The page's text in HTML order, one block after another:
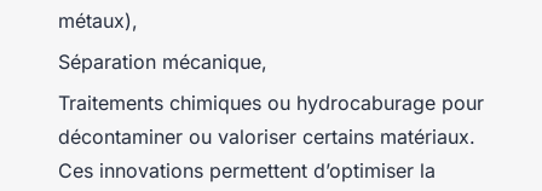
métaux),
Séparation mécanique,
Traitements chimiques ou hydrocaburage pour
décontaminer ou valoriser certains matériaux.
Ces innovations permettent d’optimiser la